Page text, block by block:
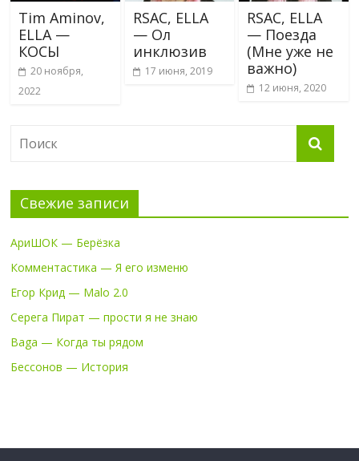
Tim Aminov,
ELLA —
КОСЫ
20 ноября,
2022
RSAC, ELLA
— Ол
инклюзив
17 июня, 2019
RSAC, ELLA
— Поезда
(Мне уже не
важно)
12 июня, 2020
Свежие записи
АриШОК — Берёзка
Комментастика — Я его изменю
Егор Крид — Malo 2.0
Серега Пират — прости я не знаю
Baga — Когда ты рядом
Бессонов — История